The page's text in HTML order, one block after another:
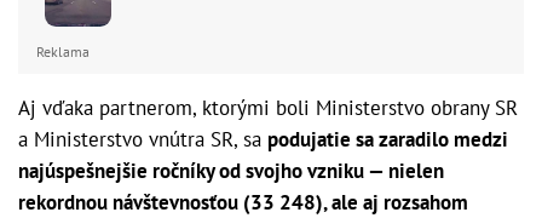
Reklama
Aj vďaka partnerom, ktorými boli Ministerstvo obrany SR
a Ministerstvo vnútra SR, sa podujatie sa zaradilo medzi
najúspešnejšie ročníky od svojho vzniku — nielen
rekordnou návštevnosťou (33 248), ale aj rozsahom